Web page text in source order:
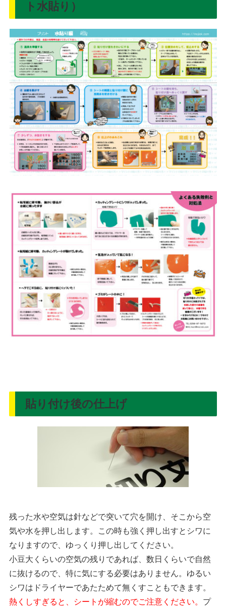
ト水貼り）
貼り付け後の仕上げ
残った水や空気は針などで突いて穴を開け、そこから空
気や水を押し出します。この時も強く押し出すとシワに
なりますので、ゆっくり押し出してください。
小豆大くらいの空気の残りであれば、数日くらいで自然
に抜けるので、特に気にする必要はありません。ゆるい
シワはドライヤーであたためて無くすこともできます。
熱くしすぎると、シートが縮むのでご注意ください。 プ